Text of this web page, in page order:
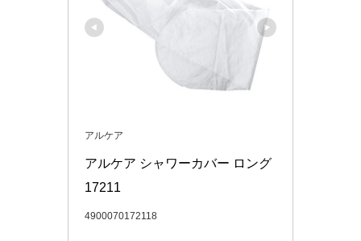
アルケア
アルケア シャワーカバー ロング
17211
4900070172118